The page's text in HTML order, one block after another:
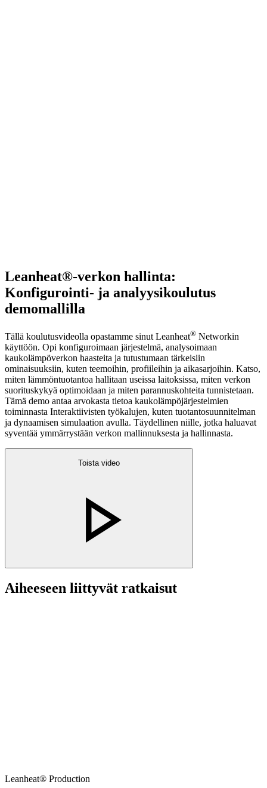
Leanheat®-verkon hallinta:
Konfigurointi- ja analyysikoulutus
demomallilla
Tällä koulutusvideolla opastamme sinut Leanheat® Networkin
käyttöön. Opi konfiguroimaan järjestelmä, analysoimaan
kaukolämpöverkon haasteita ja tutustumaan tärkeisiin
ominaisuuksiin, kuten teemoihin, profiileihin ja aikasarjoihin. Katso,
miten lämmöntuotantoa hallitaan useissa laitoksissa, miten verkon
suorituskykyä optimoidaan ja miten parannuskohteita tunnistetaan.
Tämä demo antaa arvokasta tietoa kaukolämpöjärjestelmien
toiminnasta Interaktiivisten työkalujen, kuten tuotantosuunnitelman
ja dynaamisen simulaation avulla. Täydellinen niille, jotka haluavat
syventää ymmärrystään verkon mallinnuksesta ja hallinnasta.
Toista video
Aiheeseen liittyvät ratkaisut
Leanheat® Production